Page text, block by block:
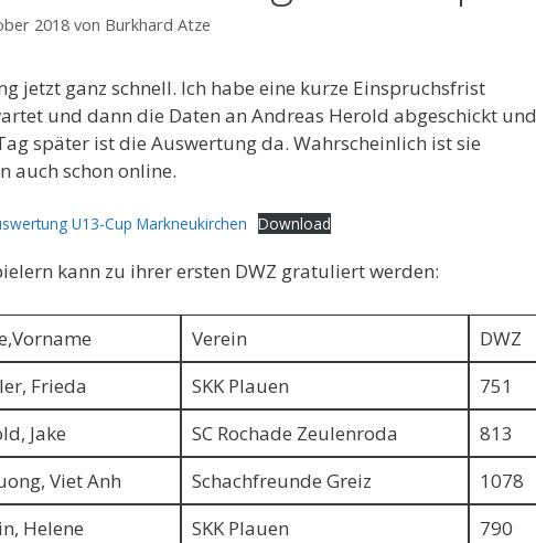
2018 von Burkhard Atze
jetzt ganz schnell. Ich habe eine kurze Einspruchsfrist
und dann die Daten an Andreas Herold abgeschickt und
später ist die Auswertung da. Wahrscheinlich ist sie
auch schon online.
U13-Cup Markneukirchen Download
kann zu ihrer ersten DWZ gratuliert werden:
Verein
DWZ
Frieda
SKK Plauen
751
Jake
SC Rochade Zeulenroda
813
Viet Anh
Schachfreunde Greiz
1078
Helene
SKK Plauen 790